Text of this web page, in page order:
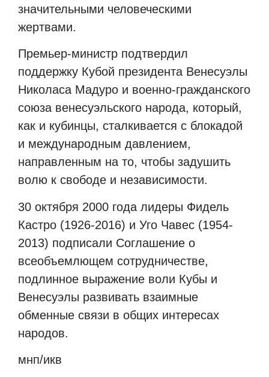
значительными человеческими
жертвами.
Премьер-министр подтвердил
поддержку Кубой президента Венесуэлы
Николаса Мадуро и военно-гражданского
союза венесуэльского народа, который,
как и кубинцы, сталкивается с блокадой
и международным давлением,
направленным на то, чтобы задушить
волю к свободе и независимости.
30 октября 2000 года лидеры Фидель
Кастро (1926-2016) и Уго Чавес (1954-
2013) подписали Соглашение о
всеобъемлющем сотрудничестве,
подлинное выражение воли Кубы и
Венесуэлы развивать взаимные
обменные связи в общих интересах
народов.
мнп/икв